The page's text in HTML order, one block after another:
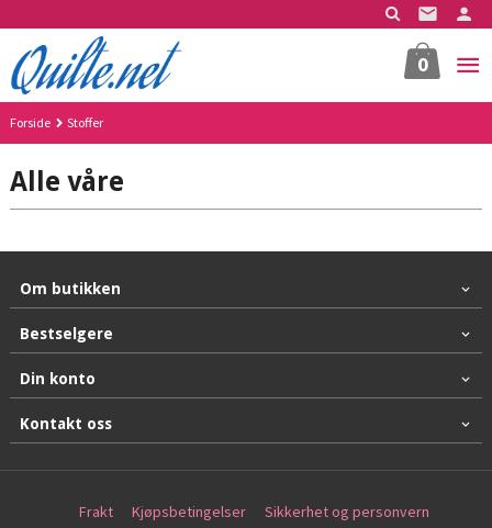
til
innholdet
0
Forside Stoffer
Alle våre
Om butikken
Bestselgere
Din konto
Kontakt oss
Frakt Kjøpsbetingelser Sikkerhet og personvern